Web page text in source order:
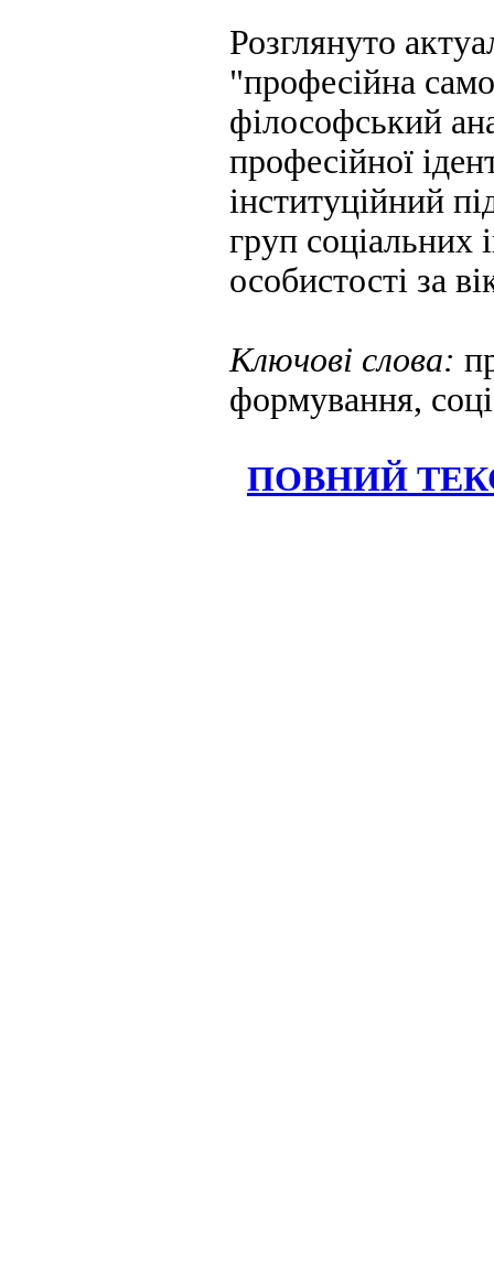
Розглянуто
"професійна
філософський
професійної
інституційний
груп соціальних
особистості за
Ключові слова:
формування,
ПОВНИЙ